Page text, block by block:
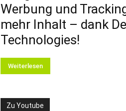
Werbung und
mehr Inhalt – dank
Technologies!
Weiterlesen
Zu Youtube